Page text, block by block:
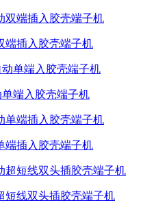
端插入胶壳端子机
单端入胶壳端子机
端插入胶壳端子机
短线双头插胶壳端子机